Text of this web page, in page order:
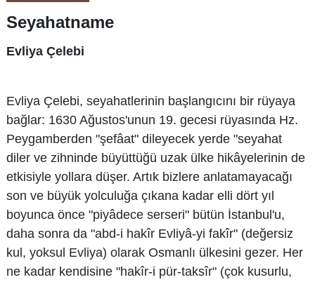
Seyahatname
Evliya Çelebi
Evliya Çelebi, seyahatlerinin başlangıcını bir rüyaya
bağlar: 1630 Ağustos'unun 19. gecesi rüyasında Hz.
Peygamberden "şefâat" dileyecek yerde "seyahat
diler ve zihninde büyüttüğü uzak ülke hikâyelerinin de
etkisiyle yollara düşer. Artık bizlere anlatamayacağı
son ve büyük yolculuğa çıkana kadar elli dört yıl
boyunca önce "piyâdece serseri" bütün İstanbul'u,
daha sonra da "abd-i hakîr Evliyâ-yi fakîr" (değersiz
kul, yoksul Evliya) olarak Osmanlı ülkesini gezer. Her
ne kadar kendisine "hakîr-i pür-taksîr" (çok kusurlu,